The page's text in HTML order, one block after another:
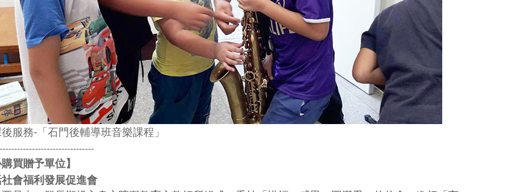
服務-「石門後輔導班音樂課程」
買贈予單位】
會福利發展促進會